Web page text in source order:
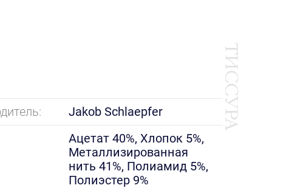
Jakob Schlaepfer
Ацетат 40%, Хлопок 5%,
Металлизированная
нить 41%, Полиамид 5%,
Полиэстер 9%